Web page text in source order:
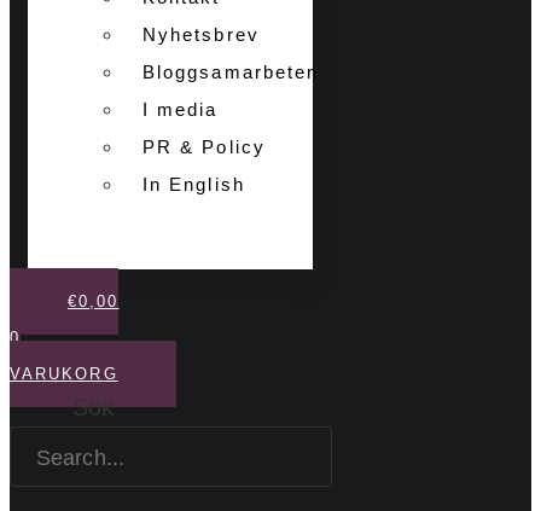
Nyhetsbrev
Bloggsamarbeten
I media
PR & Policy
In English
€0,00
0
VARUKORG
Sök